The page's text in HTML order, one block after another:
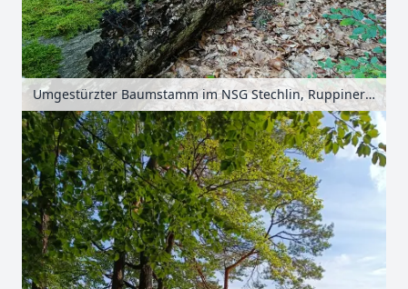
Umgestürzter Baumstamm im NSG Stechlin, Ruppiner Seenland, Brandenburg, Deutschland